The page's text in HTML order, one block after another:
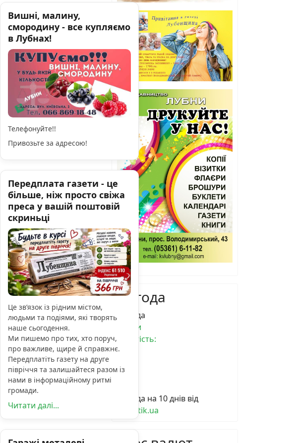
Вишні, малину,
смородину - все купляємо
в Лубнах!
Телефонуйте!!
Привозьте за адресою!
Передплата газети - це
більше, ніж просто свіжа
преса у вашій поштовій
скриньці
Це зв’язок із рідним містом,
людьми та подіями, які творять
наше сьогодення.
Ми пишемо про тих, хто поруч,
про важливе, щире й справжнє.
Передплатіть газету на друге
півріччя та залишайтеся разом із
нами в інформаційному ритмі
громади.
Читати далі...
Погода
Погода
Лубни
вологість:
Погода на 10 днів від
sinoptik.ua